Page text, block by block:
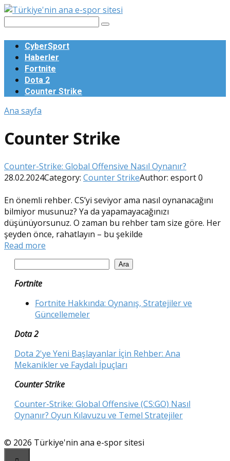
Skip
to
Search:
CyberSport
Haberler
Fortnite
Dota 2
Counter Strike
Ana sayfa
Counter Strike
Counter-Strike: Global Offensive Nasıl Oynanır?
28.02.2024Category: Counter StrikeAuthor: esport0
En önemli rehber. CS’yi seviyor ama nasıl oynanacağını
bilmiyor musunuz? Ya da yapamayacağınızı
düşünüyorsunuz. O zaman bu rehber tam size göre. Her
şeyden önce, rahatlayın – bu şekilde
Read more
Ara
Fortnite
Fortnite Hakkında: Oynanış, Stratejiler ve
Güncellemeler
Dota 2
Dota 2'ye Yeni Başlayanlar İçin Rehber: Ana
Mekanikler ve Faydalı İpuçları
Counter Strike
Counter-Strike: Global Offensive (CS:GO) Nasıl
Oynanır? Oyun Kılavuzu ve Temel Stratejiler
© 2026 Türkiye'nin ana e-spor sitesi